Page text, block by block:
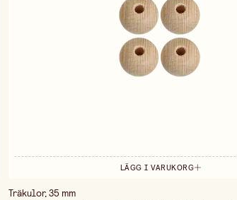
LÄGG I VARUKORG
Träkulor, 35 mm